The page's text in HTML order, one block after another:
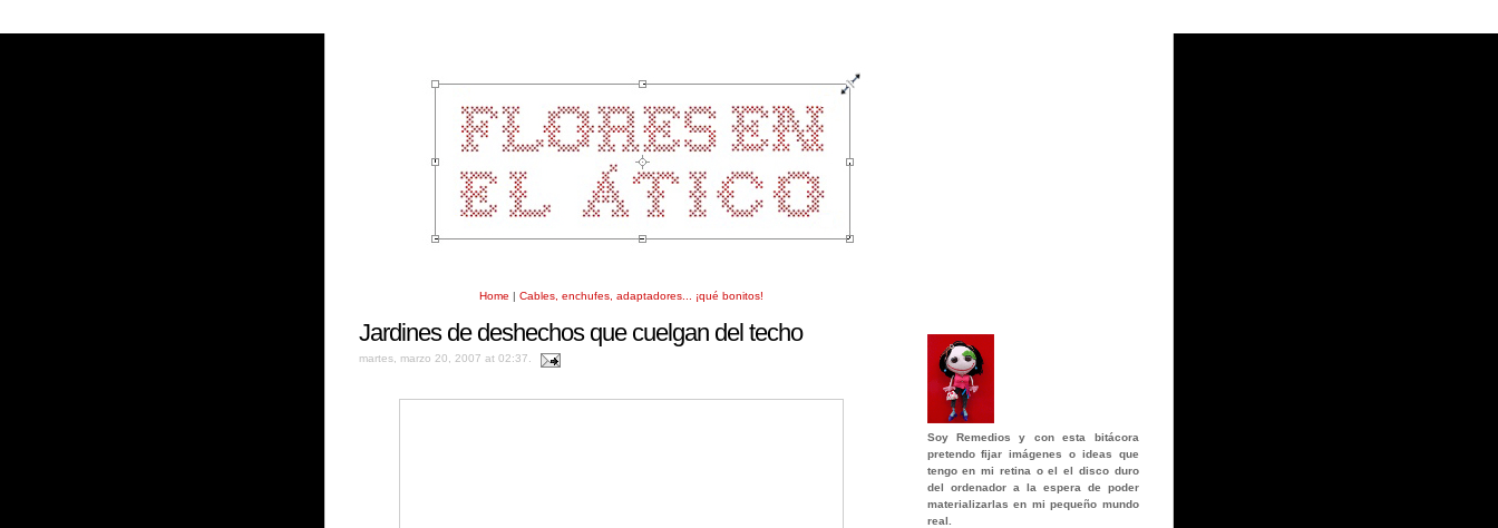
Home | Cables, enchufes, adaptadores... ¡qué bonitos!
Jardines de deshechos que cuelgan del techo
martes, marzo 20, 2007 at 02:37.
Soy Remedios y con esta bitácora
pretendo fijar imágenes o ideas que
tengo en mi retina o el el disco duro
del ordenador a la espera de poder
materializarlas en mi pequeño mundo
real.